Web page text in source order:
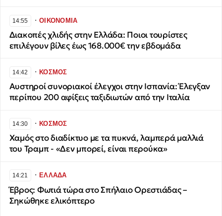
14:55 ∙ΟΙΚΟΝΟΜΙΑ
Διακοπές χλιδής στην Ελλάδα: Ποιοι τουρίστες
επιλέγουν βίλες έως 168.000€ την εβδομάδα
14:42 ∙ΚΟΣΜΟΣ
Αυστηροί συνοριακοί έλεγχοι στην Ισπανία: Έλεγξαν
περίπου 200 αφίξεις ταξιδιωτών από την Ιταλία
14:30 ∙ΚΟΣΜΟΣ
Χαμός στο διαδίκτυο με τα πυκνά, λαμπερά μαλλιά
του Τραμπ - «Δεν μπορεί, είναι περούκα»
14:21 ∙ΕΛΛΑΔΑ
Έβρος: Φωτιά τώρα στο Σπήλαιο Ορεστιάδας –
Σηκώθηκε ελικόπτερο